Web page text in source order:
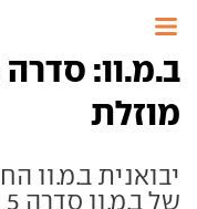
מוזלת
יבואנית ב.מ.וו